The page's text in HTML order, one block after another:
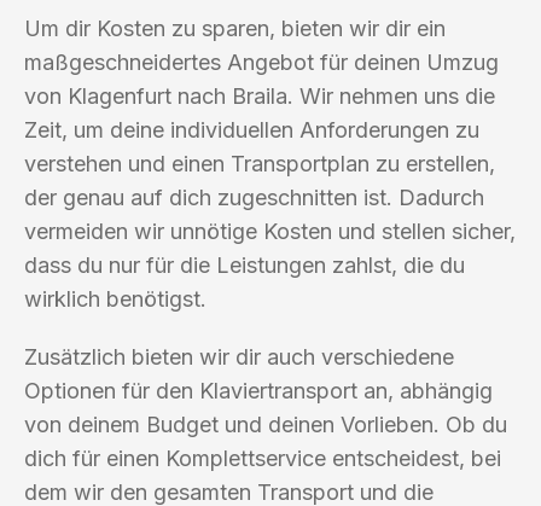
Um dir Kosten zu sparen, bieten wir dir ein
maßgeschneidertes Angebot für deinen Umzug
von Klagenfurt nach Braila. Wir nehmen uns die
Zeit, um deine individuellen Anforderungen zu
verstehen und einen Transportplan zu erstellen,
der genau auf dich zugeschnitten ist. Dadurch
vermeiden wir unnötige Kosten und stellen sicher,
dass du nur für die Leistungen zahlst, die du
wirklich benötigst.
Zusätzlich bieten wir dir auch verschiedene
Optionen für den Klaviertransport an, abhängig
von deinem Budget und deinen Vorlieben. Ob du
dich für einen Komplettservice entscheidest, bei
dem wir den gesamten Transport und die